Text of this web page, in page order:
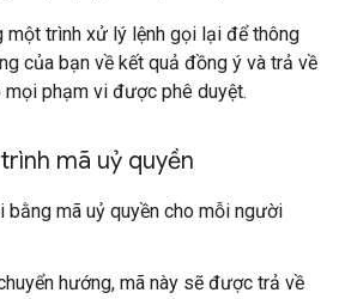
một trình xử lý lệnh gọi lại để thông
của bạn về kết quả đồng ý và trả về
mọi phạm vi được phê duyệt.
mã uỷ quyền
bằng mã uỷ quyền cho mỗi người
hướng, mã này sẽ được trả về